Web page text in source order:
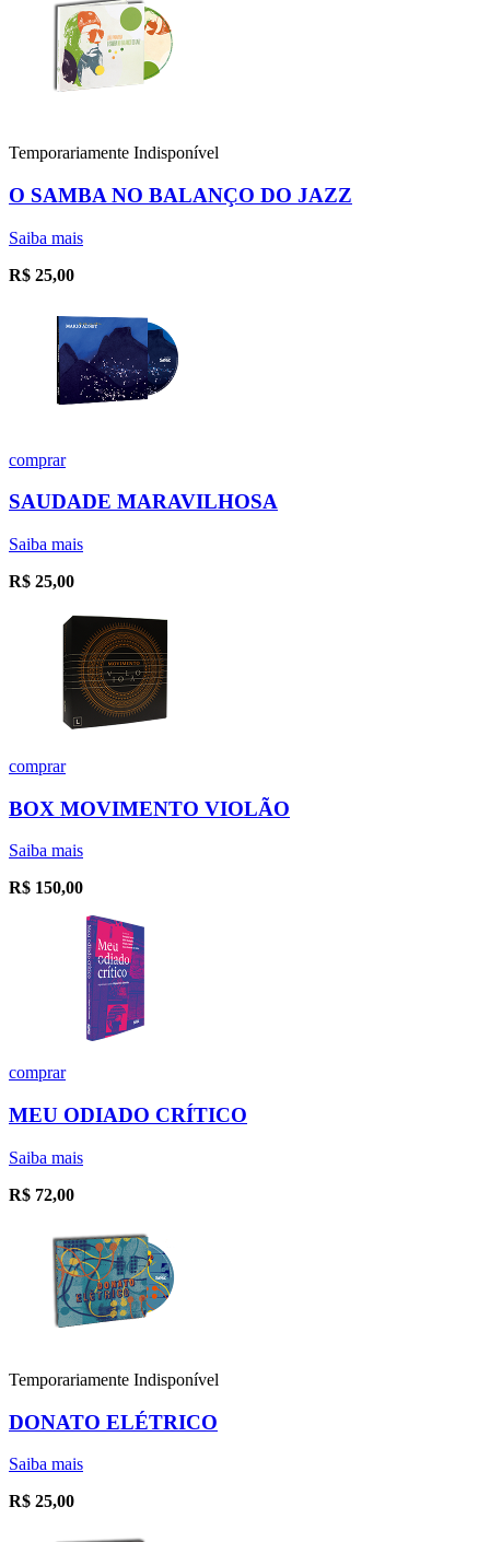
Temporariamente Indisponível
O SAMBA NO BALANÇO DO JAZZ
Saiba mais
R$ 25,00
comprar
SAUDADE MARAVILHOSA
Saiba mais
R$ 25,00
comprar
BOX MOVIMENTO VIOLÃO
Saiba mais
R$ 150,00
comprar
MEU ODIADO CRÍTICO
Saiba mais
R$ 72,00
Temporariamente Indisponível
DONATO ELÉTRICO
Saiba mais
R$ 25,00